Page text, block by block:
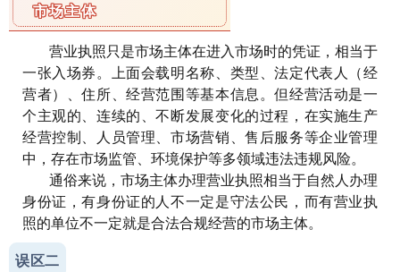
市场主体
营业执照只是市场主体在进入市场时的凭证，相当于
一张入场券。上面会载明名称、类型、法定代表人（经
营者）、住所、经营范围等基本信息。但经营活动是一
个主观的、连续的、不断发展变化的过程，在实施生产
经营控制、人员管理、市场营销、售后服务等企业管理
中，存在市场监管、环境保护等多领域违法违规风险。
通俗来说，市场主体办理营业执照相当于自然人办理
身份证，有身份证的人不一定是守法公民，而有营业执
照的单位不一定就是合法合规经营的市场主体。
误区二